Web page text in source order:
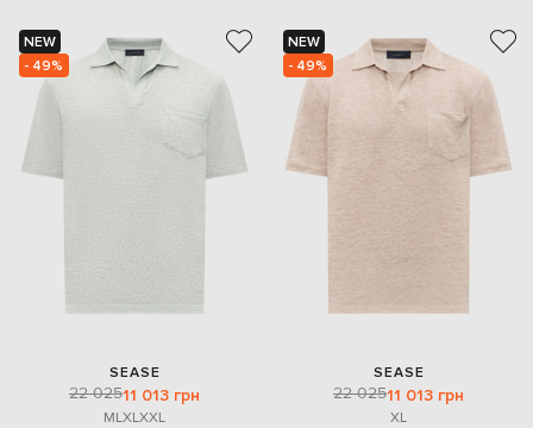
NEW
- 49%
SEASE
22 02511 013 грн
MLXLXXL
NEW
- 49%
SEASE
22 02511 013 грн
XL